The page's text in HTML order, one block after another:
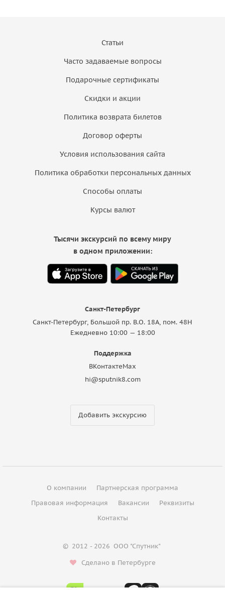
Статьи
Часто задаваемые вопросы
Подарочные сертификаты
Скидки и акции
Политика возврата билетов
Договор оферты
Условия использования сайта
Политика обработки персональных данных
Способы оплаты
Курсы валют
Санкт-Петербург
Санкт-Петербург, Большой пр. В.О. 18A, пом. 48Н
Ежедневно 10:00 — 18:00
Поддержка
ВКонтактеMax
hi@sputnik8.com
Добавить экскурсию
Тысячи экскурсий по всему миру
в одном приложении:
О компании
Партнерская программа
Правовая информация
Вакансии
Реквизиты
Контакты
© 2012 - 2026 ООО "Спутник"
Сделано в Петербурге